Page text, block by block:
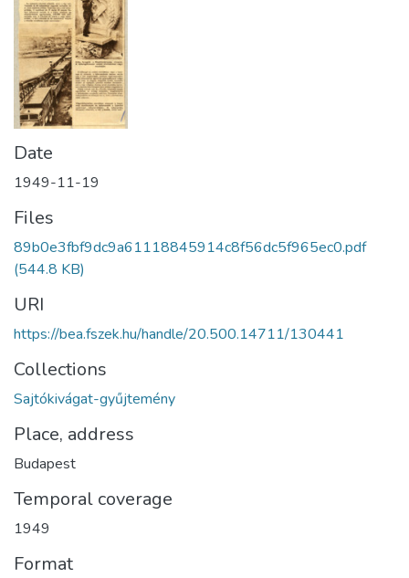
Date
1949-11-19
Files
89b0e3fbf9dc9a61118845914c8f56dc5f965ec0.pdf
(544.8 KB)
URI
https://bea.fszek.hu/handle/20.500.14711/130441
Collections
Sajtókivágat-gyűjtemény
Place, address
Budapest
Temporal coverage
1949
Format